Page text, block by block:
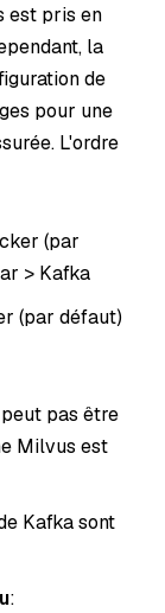
est pris en
la
de
pour une
L'ordre
(par
> Kafka
(par défaut)
pas être
Milvus est
Kafka sont
: